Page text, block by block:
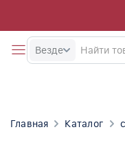
Везде
Главная Каталог